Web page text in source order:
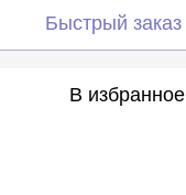
Быстрый заказ
В избранное